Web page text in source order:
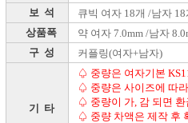
보 석 큐빅 여자 18개 /남자 18
상품폭 약 여자 7.0mm /남자
구 성 커플링(여자+남자)
기 타
♤ 중량은 여자기본
♤ 중량은 사이즈에 따
♤ 중량이 가, 감 되면
♤ 중량 차액은 제작 후